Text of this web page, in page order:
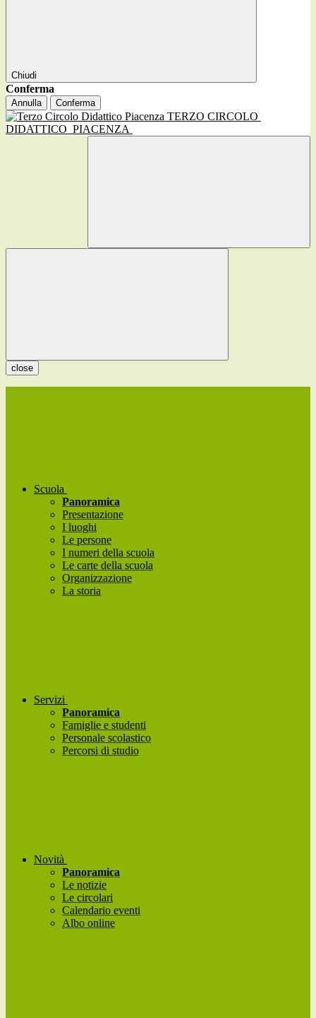
Chiudi
Conferma
Annulla Conferma
TERZO CIRCOLO
DIDATTICO PIACENZA
close
Scuola
Panoramica
Presentazione
I luoghi
Le persone
I numeri della scuola
Le carte della scuola
Organizzazione
La storia
Servizi
Panoramica
Famiglie e studenti
Personale scolastico
Percorsi di studio
Novità
Panoramica
Le notizie
Le circolari
Calendario eventi
Albo online